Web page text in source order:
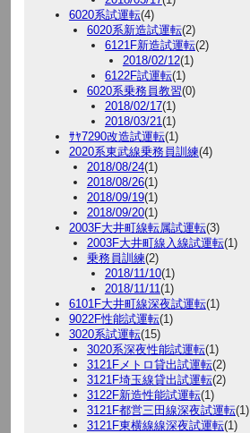
6020系試運転(4)
6020系新造試運転(2)
6121F新造試運転(2)
2018/02/12(1)
6122F試運転(1)
6020系乗務員教習(0)
2018/02/17(1)
2018/03/21(1)
ｻﾔ7290改造試運転(1)
2020系東武線乗務員訓練(4)
2018/08/24(1)
2018/08/26(1)
2018/09/19(1)
2018/09/20(1)
2003F大井町線転属試運転(3)
2003F大井町線入線試運転(1)
乗務員訓練(2)
2018/11/10(1)
2018/11/11(1)
6101F大井町線深夜試運転(1)
9022F性能試運転(1)
3020系試運転(15)
3020系深夜性能試運転(1)
3121Fメトロ貸出試運転(2)
3121F埼玉線貸出試運転(2)
3122F新造性能試運転(1)
3121F都営三田線深夜試運転(1)
3121F東横線線深夜試運転(1)